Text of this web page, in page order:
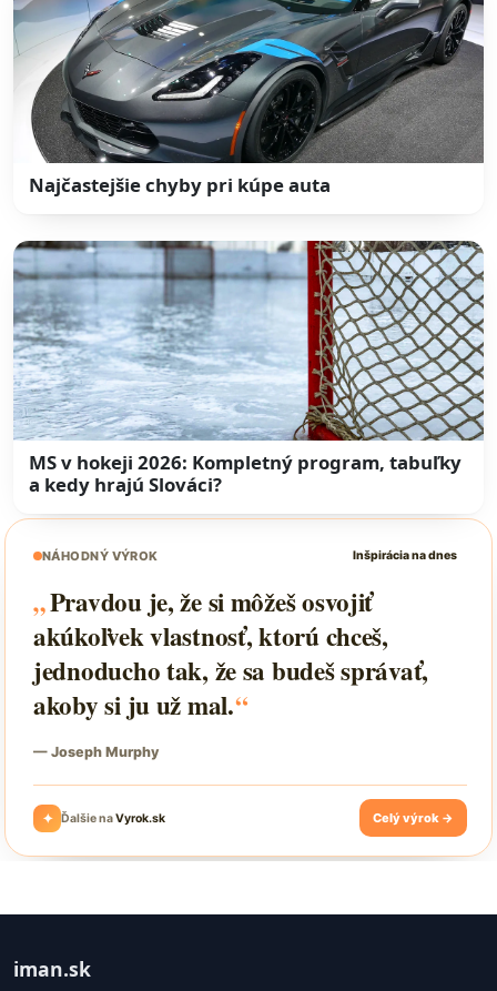
Najčastejšie chyby pri kúpe auta
MS v hokeji 2026: Kompletný program, tabuľky
a kedy hrajú Slováci?
iman.sk